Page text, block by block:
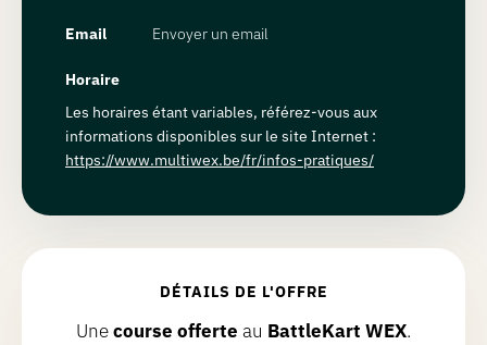
Email Envoyer un email
Horaire
Les horaires étant variables, référez-vous aux
informations disponibles sur le site Internet :
https://www.multiwex.be/fr/infos-pratiques/
DÉTAILS DE L'OFFRE
Unecourse offerte au BattleKart WEX.